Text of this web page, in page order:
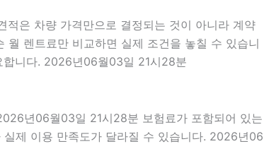
은 차량 가격만으로 결정되는 것이 아니라 계약
렌트료만 비교하면 실제 조건을 놓칠 수 있습니
니다. 2026년06월03일 21시28분
년06월03일 21시28분 보험료가 포함되어 있는
제 이용 만족도가 달라질 수 있습니다. 2026년06